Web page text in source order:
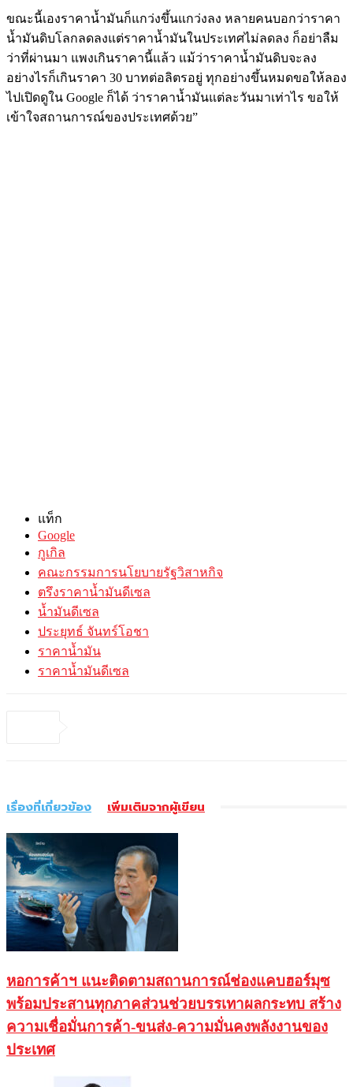
ขณะนี้เองราคาน้ำมันก็แกว่งขึ้นแกว่งลง หลายคนบอกว่าราคา
น้ำมันดิบโลกลดลงแต่ราคาน้ำมันในประเทศไม่ลดลง ก็อย่าลืม
ว่าที่ผ่านมา แพงเกินราคานี้แล้ว แม้ว่าราคาน้ำมันดิบจะลง
อย่างไรก็เกินราคา 30 บาทต่อลิตรอยู่ ทุกอย่างขึ้นหมดขอให้ลอง
ไปเปิดดูใน Google ก็ได้ ว่าราคาน้ำมันแต่ละวันมาเท่าไร ขอให้
เข้าใจสถานการณ์ของประเทศด้วย”
แท็ก
Google
กูเกิล
คณะกรรมการนโยบายรัฐวิสาหกิจ
ตรึงราคาน้ำมันดีเซล
น้ำมันดีเซล
ประยุทธ์ จันทร์โอชา
ราคาน้ำมัน
ราคาน้ำมันดีเซล
เรื่องที่เกี่ยวข้อง เพิ่มเติมจากผู้เขียน
หอการค้าฯ แนะติดตามสถานการณ์ช่องแคบฮอร์มุซ
พร้อมประสานทุกภาคส่วนช่วยบรรเทาผลกระทบ สร้าง
ความเชื่อมั่นการค้า-ขนส่ง-ความมั่นคงพลังงานของ
ประเทศ